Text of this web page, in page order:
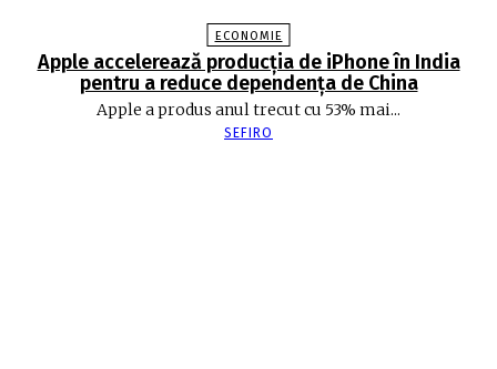
ECONOMIE
Apple accelerează producția de iPhone în India
pentru a reduce dependența de China
Apple a produs anul trecut cu 53% mai...
SEFIRO